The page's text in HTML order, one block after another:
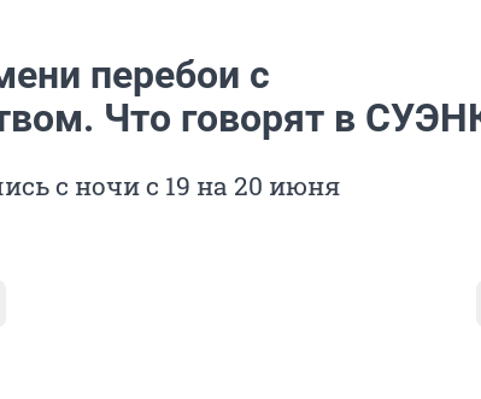
перебои с
Что говорят в
с ночи с 19 на 20 июня